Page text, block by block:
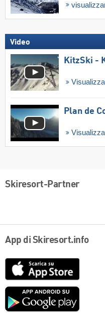
Video
KitzSki -
Plan de
Skiresort-Partner
App di Skiresort.info
Google